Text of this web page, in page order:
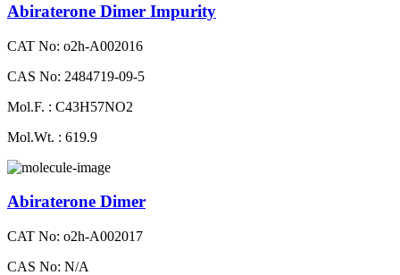
Abiraterone Dimer Impurity
CAT No: o2h-A002016
CAS No: 2484719-09-5
Mol.F. : C43H57NO2
Mol.Wt. : 619.9
Abiraterone Dimer
CAT No: o2h-A002017
CAS No: N/A